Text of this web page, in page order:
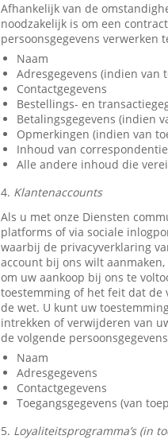
Afhankelijk van de
noodzakelijk is om een
persoonsgegevens verwerken
Naam
Adresgegevens (indien van
Contactgegevens
Bestellings- en
Betalingsgegevens (indien
Opmerkingen (indien van
Inhoud van
Alle andere inhoud die
4. Klantenaccounts
Als u met onze Diensten
platforms of via sociale
waarbij de privacyverklaring
account bij ons wilt
om uw aankoop bij ons te
toestemming of het feit dat de
de wet. U kunt uw
intrekken of verwijderen van
de volgende
Naam
Adresgegevens
Contactgegevens
Toegangsgegevens (van
5. Loyaliteitsprogramma’s (in